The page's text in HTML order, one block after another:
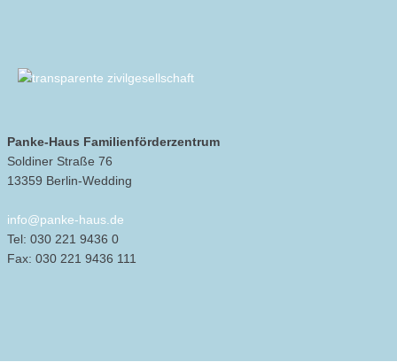
Panke-Haus Familienförderzentrum
Soldiner Straße 76
13359 Berlin-Wedding
info@panke-haus.de
Tel: 030 221 9436 0
Fax: 030 221 9436 111